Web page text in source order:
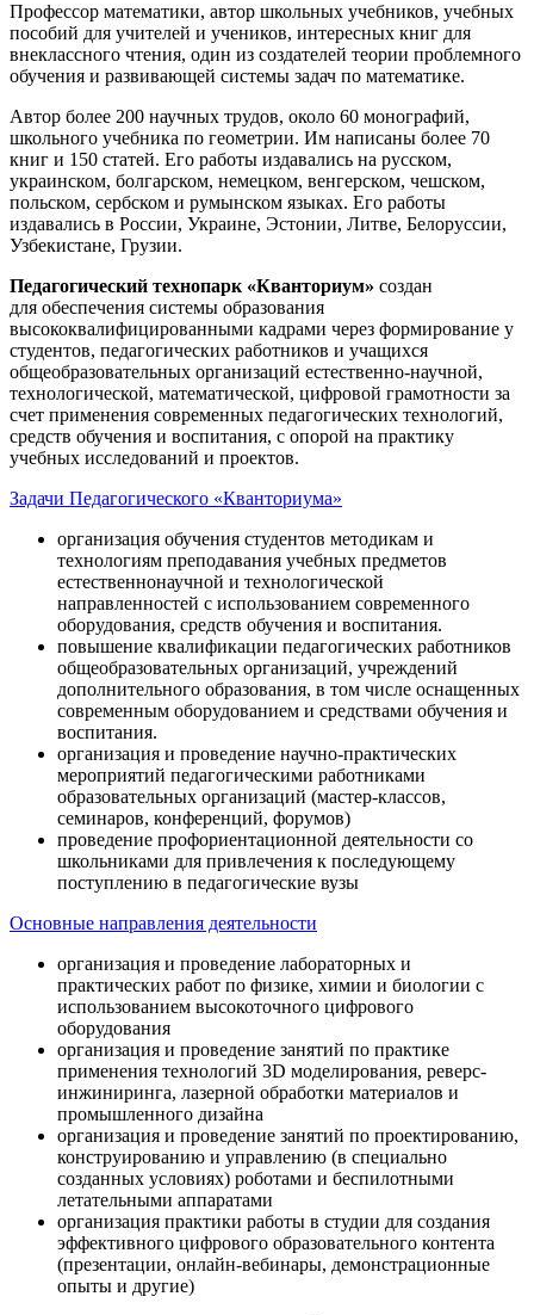
Профессор математики, автор школьных учебников, учебных
пособий для учителей и учеников, интересных книг для
внеклассного чтения, один из создателей теории проблемного
обучения и развивающей системы задач по математике.
Автор более 200 научных трудов, около 60 монографий,
школьного учебника по геометрии. Им написаны более 70
книг и 150 статей. Его работы издавались на русском,
украинском, болгарском, немецком, венгерском, чешском,
польском, сербском и румынском языках. Его работы
издавались в России, Украине, Эстонии, Литве, Белоруссии,
Узбекистане, Грузии.
Педагогический технопарк «Кванториум» создан
для обеспечения системы образования
высококвалифицированными кадрами через формирование у
студентов, педагогических работников и учащихся
общеобразовательных организаций естественно-научной,
технологической, математической, цифровой грамотности за
счет применения современных педагогических технологий,
средств обучения и воспитания, с опорой на практику
учебных исследований и проектов.
Задачи Педагогического «Кванториума»
организация обучения студентов методикам и
технологиям преподавания учебных предметов
естественнонаучной и технологической
направленностей с использованием современного
оборудования, средств обучения и воспитания.
повышение квалификации педагогических работников
общеобразовательных организаций, учреждений
дополнительного образования, в том числе оснащенных
современным оборудованием и средствами обучения и
воспитания.
организация и проведение научно-практических
мероприятий педагогическими работниками
образовательных организаций (мастер-классов,
семинаров, конференций, форумов)
проведение профориентационной деятельности со
школьниками для привлечения к последующему
поступлению в педагогические вузы
Основные направления деятельности
организация и проведение лабораторных и
практических работ по физике, химии и биологии с
использованием высокоточного цифрового
оборудования
организация и проведение занятий по практике
применения технологий 3D моделирования, реверс-
инжиниринга, лазерной обработки материалов и
промышленного дизайна
организация и проведение занятий по проектированию,
конструированию и управлению (в специально
созданных условиях) роботами и беспилотными
летательными аппаратами
организация практики работы в студии для создания
эффективного цифрового образовательного контента
(презентации, онлайн-вебинары, демонстрационные
опыты и другие)